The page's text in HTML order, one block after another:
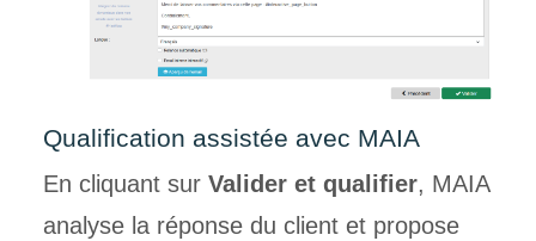
Qualification assistée avec MAIA
En cliquant sur Valider et qualifier, MAIA
analyse la réponse du client et propose